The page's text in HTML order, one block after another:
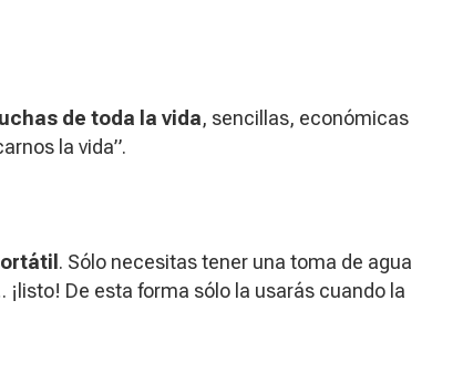
de toda la vida, sencillas, económicas
la vida”.
. Sólo necesitas tener una toma de agua
De esta forma sólo la usarás cuando la